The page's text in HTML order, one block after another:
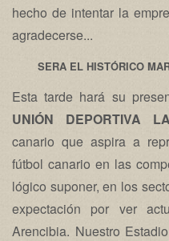
hecho de intentar la
agradecerse...
SERA EL HISTÓRICO
Esta tarde hará su
UNIÓN DEPORTIVA
canario que aspira a
fútbol canario en las
lógico suponer, en los
expectación por ver
Arencibia. Nuestro